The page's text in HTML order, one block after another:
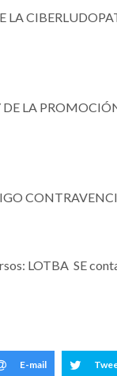
LA
LOTBA SE
E-mail